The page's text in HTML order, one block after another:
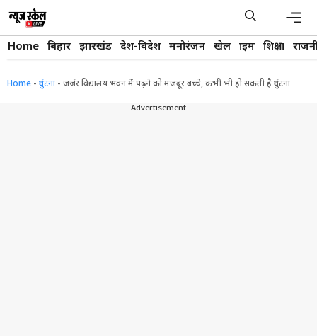
content
Home बिहार झारखंड देश-विदेश मनोरंजन खेल क्राइम शिक्षा
Home - दुर्घटना - जर्जर विद्यालय भवन में पढ़ने को मजबूर बच्चे, कभी भी हो सकती है दुर्घटना
---Advertisement---